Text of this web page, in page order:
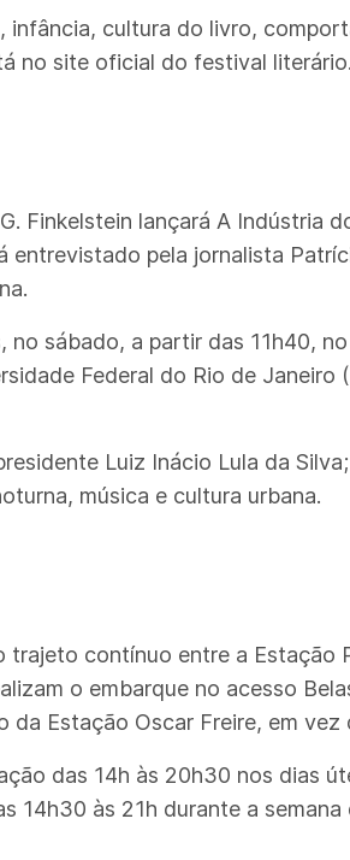
cultura do livro,
no site oficial do festival literário.
Finkelstein lançará A Indústria
pela jornalista
sábado, a partir das 11h40,
Federal do Rio de Janeiro
Luiz Inácio Lula da
música e cultura urbana.
contínuo entre a Estação
o embarque no acesso
Estação Oscar Freire, em vez
das 14h às 20h30 nos dias
às 21h durante a semana